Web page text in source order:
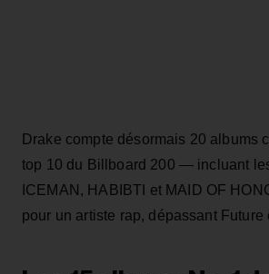
Drake compte désormais 20 albums
top 10 du Billboard 200 — incluant
ICEMAN, HABIBTI et MAID OF
pour un artiste rap, dépassant Future